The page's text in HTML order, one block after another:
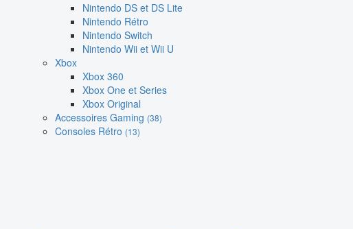
Nintendo DS et DS Lite
Nintendo Rétro
Nintendo Switch
Nintendo Wii et Wii U
Xbox
Xbox 360
Xbox One et Series
Xbox Original
Accessoires Gaming (38)
Consoles Rétro (13)